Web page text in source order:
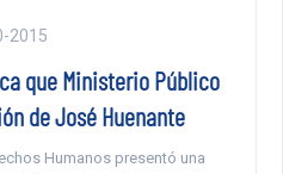
2015
que Ministerio Público
de José Huenante
Humanos presentó una